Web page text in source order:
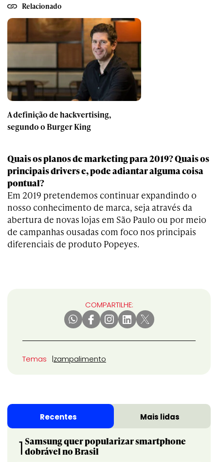
Relacionado
A definição de hackvertising,
segundo o Burger King
Quais os planos de marketing para 2019? Quais os
principais drivers e, pode adiantar alguma coisa
pontual?
Em 2019 pretendemos continuar expandindo o
nosso conhecimento de marca, seja através da
abertura de novas lojas em São Paulo ou por meio
de campanhas ousadas com foco nos principais
diferenciais de produto Popeyes.
COMPARTILHE:
Temas zampalimento
Recentes Mais lidas
1 Samsung quer popularizar smartphone
dobrável no Brasil